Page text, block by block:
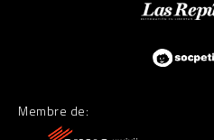
Membre de: